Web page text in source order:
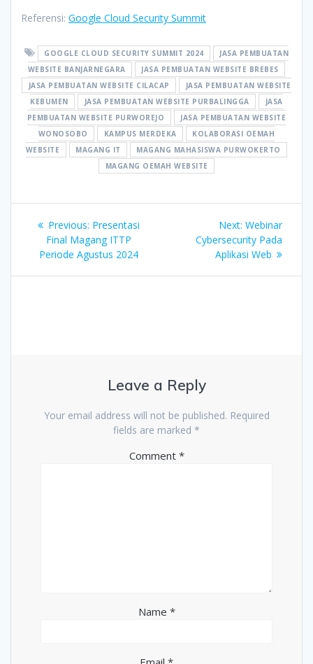
Referensi: Google Cloud Security Summit
GOOGLE CLOUD SECURITY SUMMIT 2024
JASA PEMBUATAN
WEBSITE BANJARNEGARA
JASA PEMBUATAN WEBSITE BREBES
JASA PEMBUATAN WEBSITE CILACAP
JASA PEMBUATAN WEBSITE
KEBUMEN
JASA PEMBUATAN WEBSITE PURBALINGGA
JASA
PEMBUATAN WEBSITE PURWOREJO
JASA PEMBUATAN WEBSITE
WONOSOBO
KAMPUS MERDEKA
KOLABORASI OEMAH
WEBSITE
MAGANG IT
MAGANG MAHASISWA PURWOKERTO
MAGANG OEMAH WEBSITE
Post
navigation
Previous: Previous
post:
Presentasi
Final Magang ITTP
Periode Agustus 2024
Next: Next
post:
Webinar
Cybersecurity Pada
Aplikasi Web
Leave a Reply
Your email address will not be published. Required
fields are marked *
Comment *
Name *